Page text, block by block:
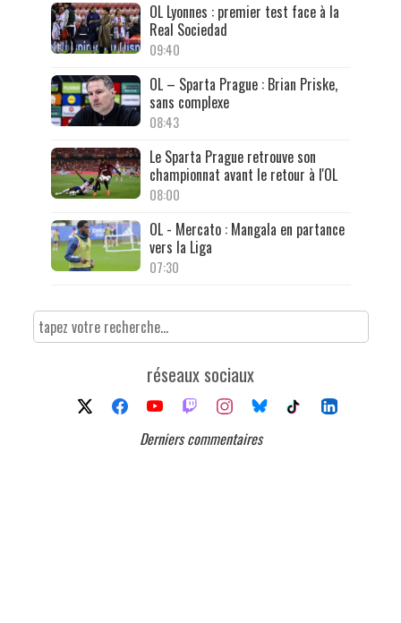
OL Lyonnes : premier test face à la
Real Sociedad
09:40
OL – Sparta Prague : Brian Priske,
sans complexe
08:43
Le Sparta Prague retrouve son
championnat avant le retour à l'OL
08:00
OL - Mercato : Mangala en partance
vers la Liga
07:30
réseaux sociaux
Derniers commentaires